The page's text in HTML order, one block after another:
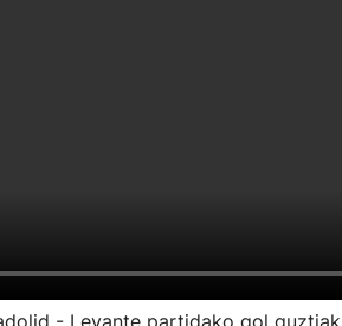
- Levante partidako gol guztiak